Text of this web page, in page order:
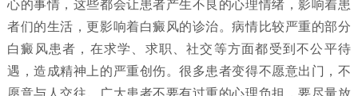
心的事情，这些都会让患者产生不良的心理情绪，影响着患
者们的生活，更影响着白癜风的诊治。病情比较严重的部分
白癜风患者，在求学、求职、社交等方面都受到不公平待
遇，造成精神上的严重创伤。很多患者变得不愿意出门，不